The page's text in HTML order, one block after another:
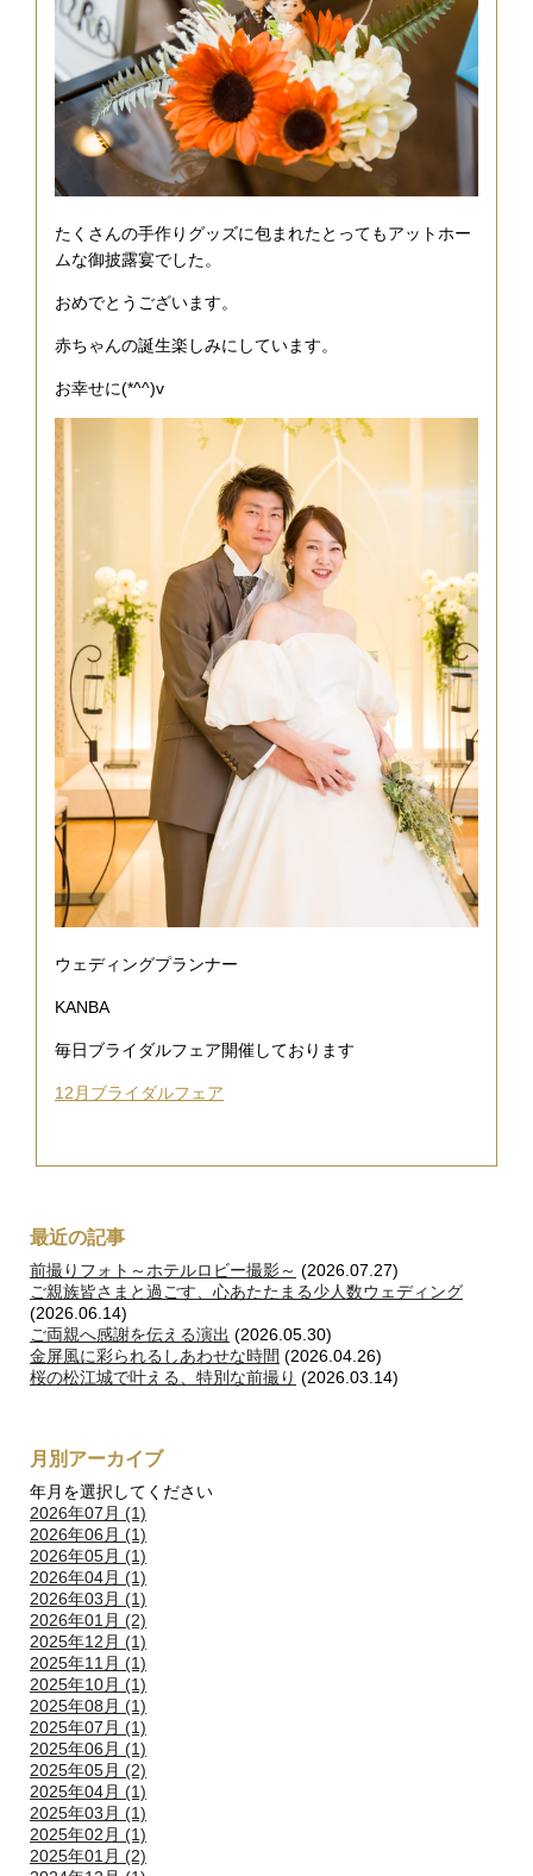
たくさんの手作りグッズに包まれたとってもアットホー
ムな御披露宴でした。
おめでとうございます。
赤ちゃんの誕生楽しみにしています。
お幸せに(*^^)v
ウェディングプランナー
KANBA
毎日ブライダルフェア開催しております
12月ブライダルフェア
最近の記事
前撮りフォト～ホテルロビー撮影～ (2026.07.27)
ご親族皆さまと過ごす、心あたたまる少人数ウェディング
(2026.06.14)
ご両親へ感謝を伝える演出 (2026.05.30)
金屏風に彩られるしあわせな時間 (2026.04.26)
桜の松江城で叶える、特別な前撮り (2026.03.14)
月別アーカイブ
年月を選択してください
2026年07月 (1)
2026年06月 (1)
2026年05月 (1)
2026年04月 (1)
2026年03月 (1)
2026年01月 (2)
2025年12月 (1)
2025年11月 (1)
2025年10月 (1)
2025年08月 (1)
2025年07月 (1)
2025年06月 (1)
2025年05月 (2)
2025年04月 (1)
2025年03月 (1)
2025年02月 (1)
2025年01月 (2)